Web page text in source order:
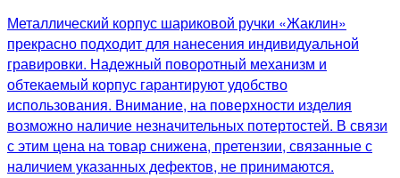
Металлический корпус шариковой ручки «Жаклин»
прекрасно подходит для нанесения индивидуальной
гравировки. Надежный поворотный механизм и
обтекаемый корпус гарантируют удобство
использования. Внимание, на поверхности изделия
возможно наличие незначительных потертостей. В связи
с этим цена на товар снижена, претензии, связанные с
наличием указанных дефектов, не принимаются.